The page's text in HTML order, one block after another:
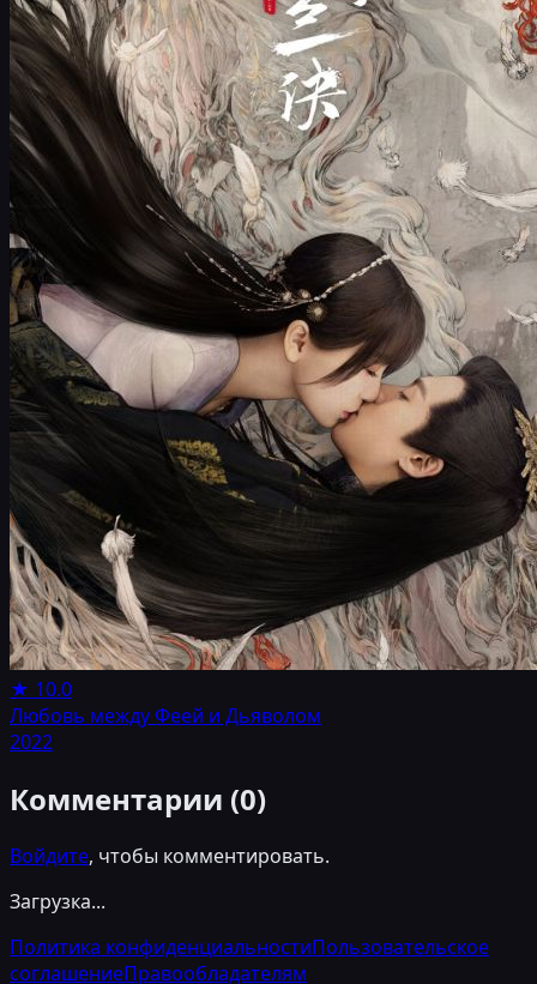
★ 10.0
Любовь между Феей и Дьяволом
2022
Комментарии (0)
Войдите, чтобы комментировать.
Загрузка...
Политика конфиденциальностиПользовательское
соглашениеПравообладателям